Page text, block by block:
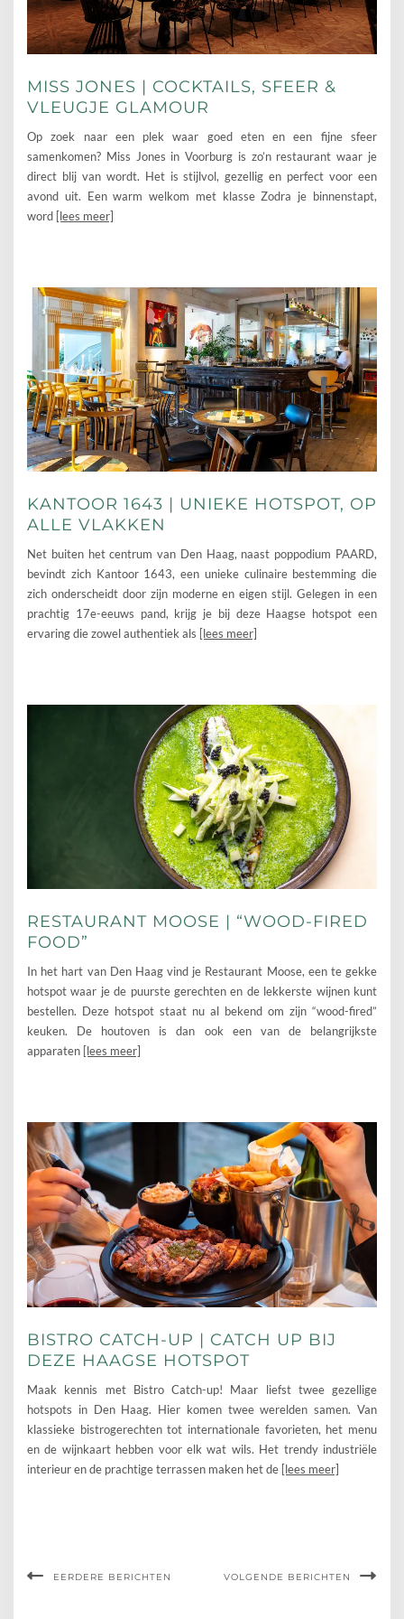
MISS JONES | COCKTAILS, SFEER &
VLEUGJE GLAMOUR
Op zoek naar een plek waar goed eten en een fijne sfeer
samenkomen? Miss Jones in Voorburg is zo’n restaurant waar je
direct blij van wordt. Het is stijlvol, gezellig en perfect voor een
avond uit. Een warm welkom met klasse Zodra je binnenstapt,
word [lees meer]
KANTOOR 1643 | UNIEKE HOTSPOT, OP
ALLE VLAKKEN
Net buiten het centrum van Den Haag, naast poppodium PAARD,
bevindt zich Kantoor 1643, een unieke culinaire bestemming die
zich onderscheidt door zijn moderne en eigen stijl. Gelegen in een
prachtig 17e-eeuws pand, krijg je bij deze Haagse hotspot een
ervaring die zowel authentiek als [lees meer]
RESTAURANT MOOSE | “WOOD-FIRED
FOOD”
In het hart van Den Haag vind je Restaurant Moose, een te gekke
hotspot waar je de puurste gerechten en de lekkerste wijnen kunt
bestellen. Deze hotspot staat nu al bekend om zijn “wood-fired”
keuken. De houtoven is dan ook een van de belangrijkste
apparaten [lees meer]
BISTRO CATCH-UP | CATCH UP BIJ
DEZE HAAGSE HOTSPOT
Maak kennis met Bistro Catch-up! Maar liefst twee gezellige
hotspots in Den Haag. Hier komen twee werelden samen. Van
klassieke bistrogerechten tot internationale favorieten, het menu
en de wijnkaart hebben voor elk wat wils. Het trendy industriële
interieur en de prachtige terrassen maken het de [lees meer]
EERDERE BERICHTEN VOLGENDE BERICHTEN